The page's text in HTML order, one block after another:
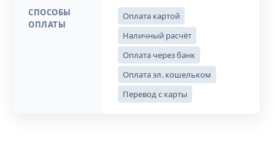
СПОСОБЫ
ОПЛАТЫ
Оплата картой
Наличный расчёт
Оплата через банк
Оплата эл. кошельком
Перевод с карты